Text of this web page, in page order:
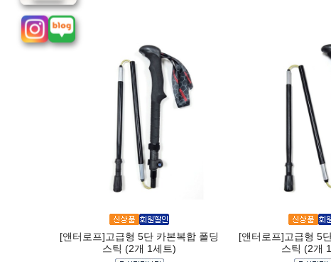
[앤터로프]고급형 5단 카본복합 폴딩
스틱 (2개 1세트)
[앤터로프]고급형 5
스틱 (2개